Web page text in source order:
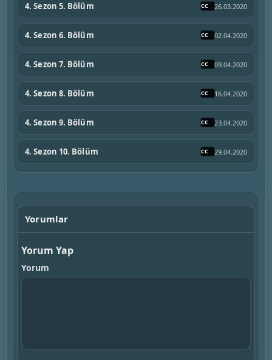
4. Sezon 5. Bölüm 26.03.2020
4. Sezon 6. Bölüm 02.04.2020
4. Sezon 7. Bölüm 09.04.2020
4. Sezon 8. Bölüm 16.04.2020
4. Sezon 9. Bölüm 23.04.2020
4. Sezon 10. Bölüm 29.04.2020
Yorumlar
Yorum Yap
Yorum